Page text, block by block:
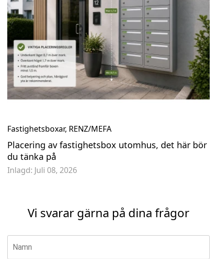
Fastighetsboxar, RENZ/MEFA
Placering av fastighetsbox utomhus, det här bör
du tänka på
Inlagd: Juli 08, 2026
Vi svarar gärna på dina frågor